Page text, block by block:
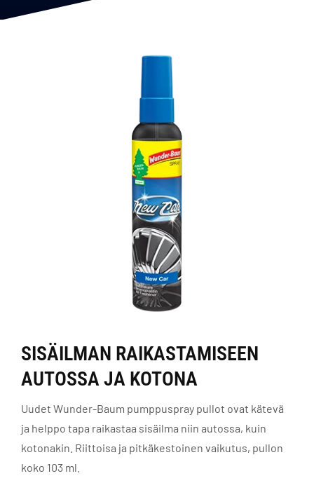
SISÄILMAN RAIKASTAMISEEN
AUTOSSA JA KOTONA
Uudet Wunder-Baum pumppuspray pullot ovat kätevä
ja helppo tapa raikastaa sisäilma niin autossa, kuin
kotonakin. Riittoisa ja pitkäkestoinen vaikutus, pullon
koko 103 ml.